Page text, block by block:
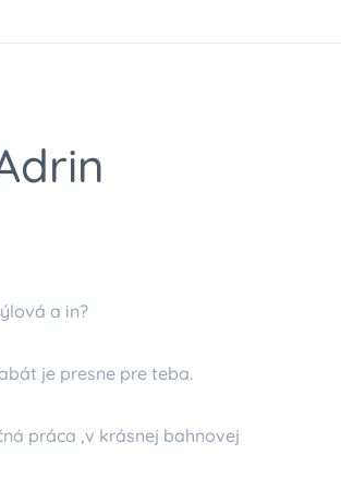
a in?
je presne pre teba.
práca ,v krásnej bahnovej